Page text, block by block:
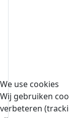
We use cookies
Wij gebruiken
verbeteren